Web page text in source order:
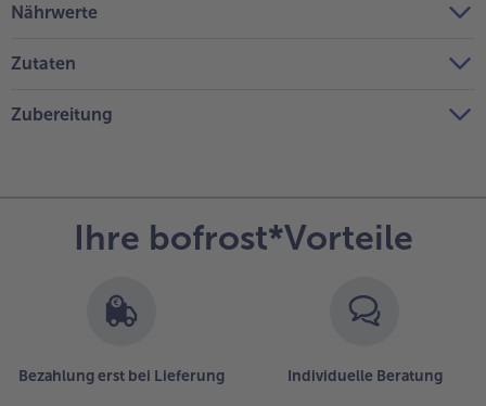
Nährwerte
Zutaten
Zubereitung
Ihre bofrost*Vorteile
Bezahlung erst bei Lieferung Individuelle Beratung